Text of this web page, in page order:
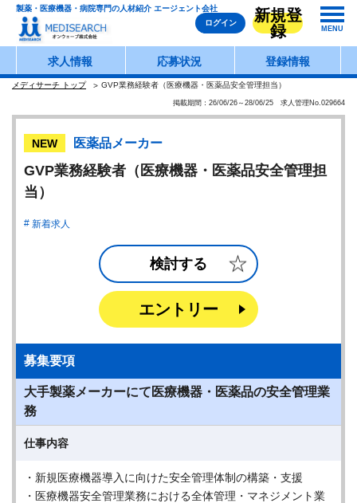
製薬・医療機器・病院専門の人材紹介 エージェント会社
ログイン
新規登
録
MENU
求人情報 応募状況 登録情報
メディサーチ トップ GVP業務経験者（医療機器・医薬品安全管理担当）
掲載期間：26/06/26～28/06/25 求人管理No.029664
NEW 医薬品メーカー
GVP業務経験者（医療機器・医薬品安全管理担
当）
新着求人
検討する
エントリー
募集要項
大手製薬メーカーにて医療機器・医薬品の安全管理業
務
仕事内容
・新規医療機器導入に向けた安全管理体制の構築・支援
・医療機器安全管理業務における全体管理・マネジメント業